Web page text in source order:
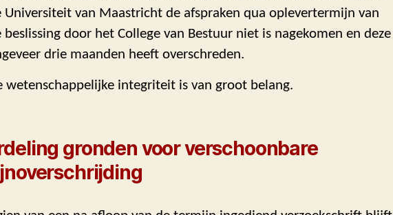
Universiteit van Maastricht de afspraken qua oplevertermijn van
beslissing door het College van Bestuur niet is nagekomen en deze
drie maanden heeft overschreden.
wetenschappelijke integriteit is van groot belang.
gronden voor verschoonbare